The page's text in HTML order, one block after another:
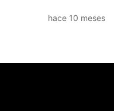
hace 10 meses